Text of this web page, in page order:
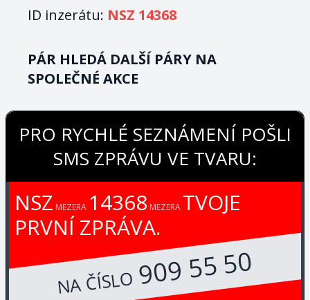
ID inzerátu: NSZ 14368
PÁR HLEDÁ DALŠÍ PÁRY NA
SPOLEČNÉ AKCE
PRO RYCHLÉ SEZNÁMENÍ POŠLI
SMS ZPRÁVU VE TVARU:
NSZ MEZERA 14368 MEZERA TVOJE
PRVNÍ ZPRÁVA.
NA ČÍSLO909 55 50